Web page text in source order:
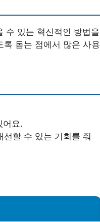
수 있는 혁신적인 방법을
돕는 점에서 많은 사용
어요.
할 수 있는 기회를 줘